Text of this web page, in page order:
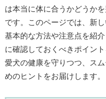
は本当に体に合うかどうか
です。このページでは、新
基本的な方法や注意点を紹
に確認しておくべきポイン
愛犬の健康を守りつつ、ス
めのヒントをお届けします。